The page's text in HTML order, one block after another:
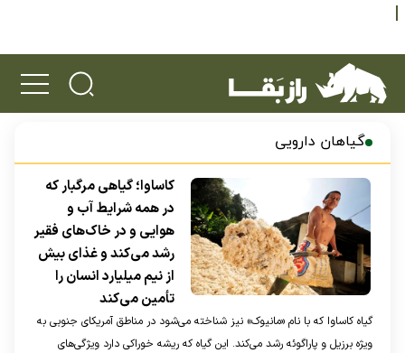
گیاهان دارویی
کاساوا؛ گیاهی مرگبار که
در همه شرایط آب و
هوایی و در خاک‌های فقیر
رشد می‌کند و غذای بیش
از نیم میلیارد انسان را
تأمین می‌کند
گیاه کاساوا که با نام «مانیوک» نیز شناخته می‌شود در مناطق آمریکای جنوبی به
ویژه برزیل و پاراگوئه رشد می‌کند. این گیاه که ریشه خوراکی دارد ویژگی‌های